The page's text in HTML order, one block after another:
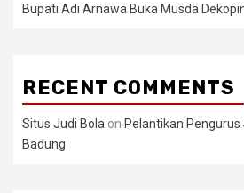
Bupati Adi Arnawa Buka Musda
RECENT COMMENTS
Situs Judi Bola on Pelantikan Pengurus
Badung